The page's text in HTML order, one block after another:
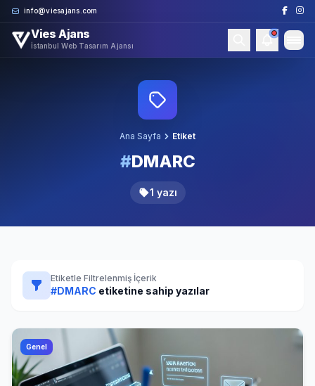
Skip to content
info@viesajans.com
Vies Ajans
İstanbul Web Tasarım Ajansı
Ana Sayfa Etiket
#DMARC
1 yazı
Etiketle Filtrelenmiş İçerik
#DMARC etiketine sahip yazılar
Genel